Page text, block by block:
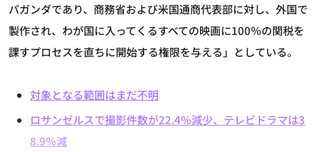
パガンダであり、商務省および米国通商代表部に対し、外国で
製作され、わが国に入ってくるすべての映画に100％の関税を
課すプロセスを直ちに開始する権限を与える」としている。
対象となる範囲はまだ不明
ロサンゼルスで撮影件数が22.4％減少、テレビドラマは3
8.9％減